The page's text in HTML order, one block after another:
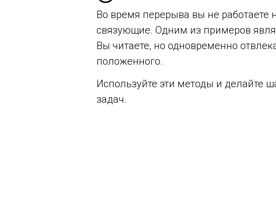
Во время перерыва вы не
связующие. Одним из примеров
Вы читаете, но одновременно
положенного.
Используйте эти методы и делайте
задач.